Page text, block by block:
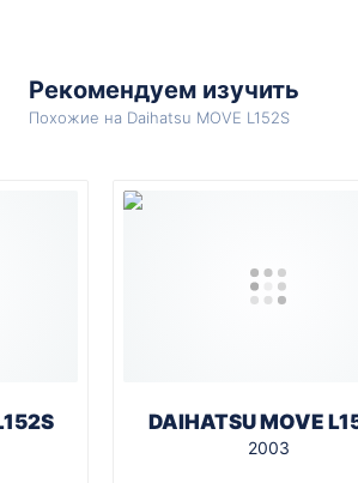
Рекомендуем изучить
Похожие на Daihatsu MOVE L152S
DAIHATSU MOVE
2003